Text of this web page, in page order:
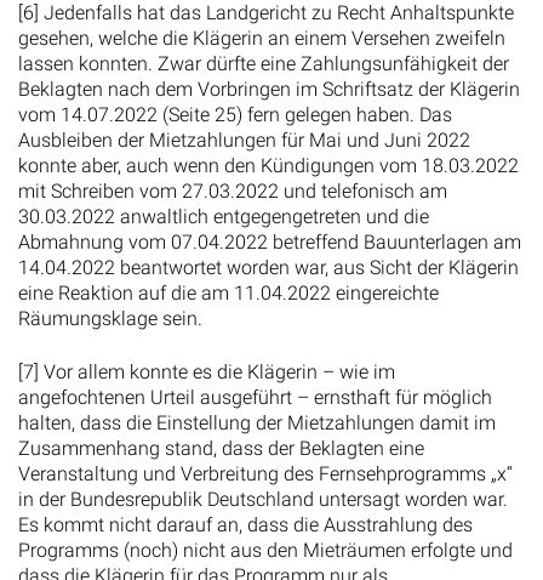
[6] Jedenfalls hat das Landgericht zu Recht Anhaltspunkte
gesehen, welche die Klägerin an einem Versehen zweifeln
lassen konnten. Zwar dürfte eine Zahlungsunfähigkeit der
Beklagten nach dem Vorbringen im Schriftsatz der Klägerin
vom 14.07.2022 (Seite 25) fern gelegen haben. Das
Ausbleiben der Mietzahlungen für Mai und Juni 2022
konnte aber, auch wenn den Kündigungen vom 18.03.2022
mit Schreiben vom 27.03.2022 und telefonisch am
30.03.2022 anwaltlich entgegengetreten und die
Abmahnung vom 07.04.2022 betreffend Bauunterlagen am
14.04.2022 beantwortet worden war, aus Sicht der Klägerin
eine Reaktion auf die am 11.04.2022 eingereichte
Räumungsklage sein.
[7] Vor allem konnte es die Klägerin – wie im
angefochtenen Urteil ausgeführt – ernsthaft für möglich
halten, dass die Einstellung der Mietzahlungen damit im
Zusammenhang stand, dass der Beklagten eine
Veranstaltung und Verbreitung des Fernsehprogramms „x“
in der Bundesrepublik Deutschland untersagt worden war.
Es kommt nicht darauf an, dass die Ausstrahlung des
Programms (noch) nicht aus den Mieträumen erfolgte und